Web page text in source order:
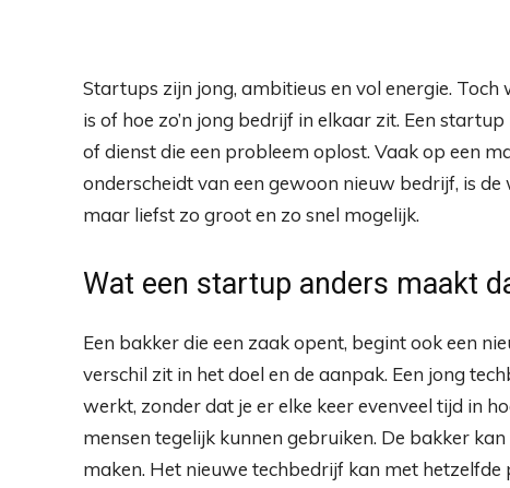
Startups zijn jong, ambitieus en vol energie.
is of hoe zo’n jong bedrijf in elkaar zit. Een
of dienst die een probleem oplost. Vaak op een
onderscheidt van een gewoon nieuw bedrijf, is
maar liefst zo groot en zo snel mogelijk.
Wat een startup anders maakt
Een bakker die een zaak opent, begint ook een
verschil zit in het doel en de aanpak. Een jong
werkt, zonder dat je er elke keer evenveel tijd in
mensen tegelijk kunnen gebruiken. De bakker
maken. Het nieuwe techbedrijf kan met